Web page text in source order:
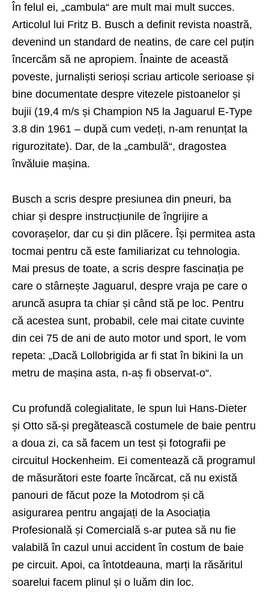
În felul ei, „cambula“ are mult mai mult succes.
Articolul lui Fritz B. Busch a definit revista noastră,
devenind un standard de neatins, de care cel puțin
încercăm să ne apropiem. Înainte de această
poveste, jurnaliști serioși scriau articole serioase și
bine documentate despre vitezele pistoanelor și
bujii (19,4 m/s și Champion N5 la Jaguarul E-Type
3.8 din 1961 – după cum vedeți, n-am renunțat la
rigurozitate). Dar, de la „cambulă“, dragostea
învăluie mașina.
Busch a scris despre presiunea din pneuri, ba
chiar și despre instrucțiunile de îngrijire a
covorașelor, dar cu și din plăcere. Își permitea asta
tocmai pentru că este familiarizat cu tehnologia.
Mai presus de toate, a scris despre fascinația pe
care o stârnește Jaguarul, despre vraja pe care o
aruncă asupra ta chiar și când stă pe loc. Pentru
că acestea sunt, probabil, cele mai citate cuvinte
din cei 75 de ani de auto motor und sport, le vom
repeta: „Dacă Lollobrigida ar fi stat în bikini la un
metru de mașina asta, n-aș fi observat-o“.
Cu profundă colegialitate, le spun lui Hans-Dieter
și Otto să-și pregătească costumele de baie pentru
a doua zi, ca să facem un test și fotografii pe
circuitul Hockenheim. Ei comentează că programul
de măsurători este foarte încărcat, că nu există
panouri de făcut poze la Motodrom și că
asigurarea pentru angajați de la Asociația
Profesională și Comercială s-ar putea să nu fie
valabilă în cazul unui accident în costum de baie
pe circuit. Apoi, ca întotdeauna, marți la răsăritul
soarelui facem plinul și o luăm din loc.